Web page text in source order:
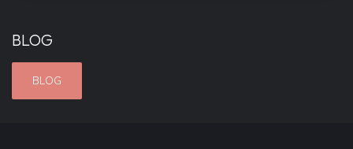
BLOG
BLOG